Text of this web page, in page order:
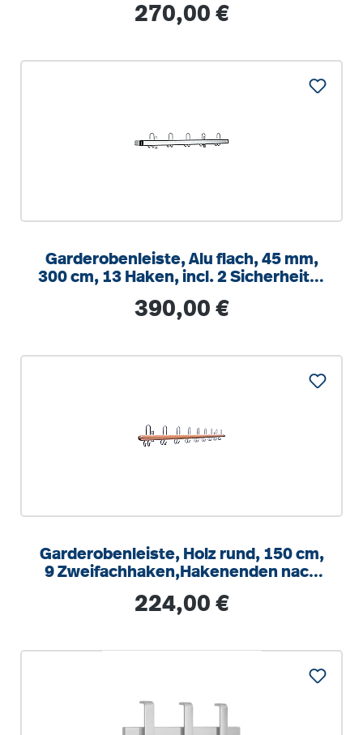
Regulärer Preis:
270,00 €
Garderobenleiste, Alu flach, 45 mm,
300 cm, 13 Haken, incl. 2 Sicherheits-
Regulärer Preis:
390,00 €
Garderobenleiste, Holz rund, 150 cm,
9 Zweifachhaken,Hakenenden nach
Regulärer Preis:
224,00 €